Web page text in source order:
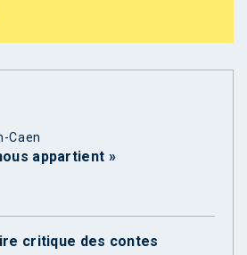
Caen
appartient »
critique des contes